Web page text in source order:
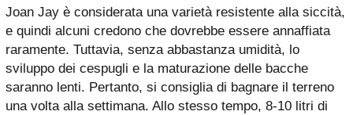
Joan Jay è considerata una varietà resistente alla siccità,
e quindi alcuni credono che dovrebbe essere annaffiata
raramente. Tuttavia, senza abbastanza umidità, lo
sviluppo dei cespugli e la maturazione delle bacche
saranno lenti. Pertanto, si consiglia di bagnare il terreno
una volta alla settimana. Allo stesso tempo, 8-10 litri di